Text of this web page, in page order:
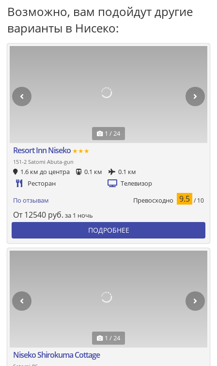
Возможно, вам подойдут другие
варианты в Нисеко:
1 / 24
Resort Inn Niseko ★★★
151-2 Satomi Abuta-gun
1.6 км до центра 0.1 км
0.1 км
Ресторан
Телевизор
По отзывам Превосходно 9.5 / 10
От 12540 руб. за 1 ночь
ПОДРОБНЕЕ
1 / 24
Niseko Shirokuma Cottage